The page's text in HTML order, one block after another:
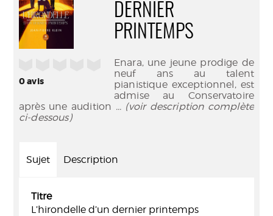
0avis
DERNIER
PRINTEMPS
Enara, une jeune prodige de
neuf ans au talent
pianistique exceptionnel, est
admise au Conservatoire
après une audition ... (voir description complète
ci-dessous)
Sujet Description
Titre
L’hirondelle d’un dernier printemps